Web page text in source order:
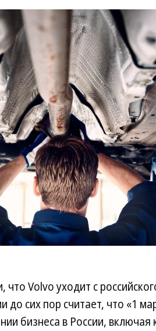
Volvo уходит с
до сих пор считает, что «1
бизнеса в России, включая